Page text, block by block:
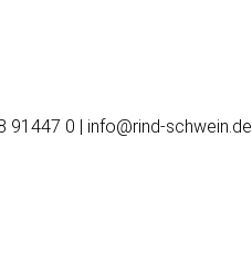
91447 0 | info@rind-schwein.de